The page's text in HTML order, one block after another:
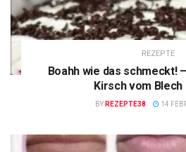
REZEPTE
Boahh wie das schmeckt!
Kirsch vom Blech
BY REZEPTE38 14